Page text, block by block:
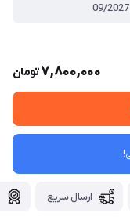
09/2027
7,800,000تومان
ارسال سریع